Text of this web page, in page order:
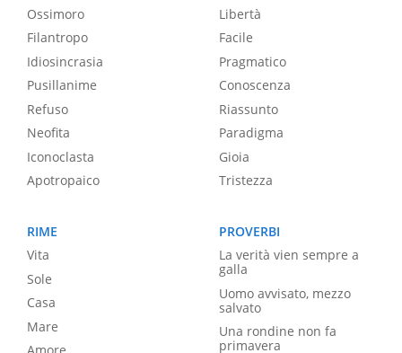
Ossimoro
Filantropo
Idiosincrasia
Pusillanime
Refuso
Neofita
Iconoclasta
Apotropaico
Libertà
Facile
Pragmatico
Conoscenza
Riassunto
Paradigma
Gioia
Tristezza
RIME
Vita
Sole
Casa
Mare
PROVERBI
La verità vien sempre a
galla
Uomo avvisato, mezzo
salvato
Una rondine non fa
primavera